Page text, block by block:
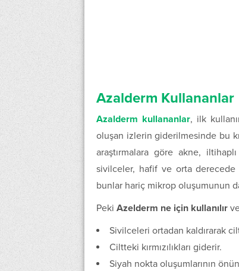
Azalderm Kullananlar
Azalderm kullananlar, ilk
oluşan izlerin giderilmesinde bu
araştırmalara göre akne,
sivilceler, hafif ve orta
bunlar hariç mikrop oluşumunun
Peki Azelderm ne için kullanılır
Sivilceleri ortadan kaldırarak
Ciltteki kırmızılıkları giderir.
Siyah nokta oluşumlarının